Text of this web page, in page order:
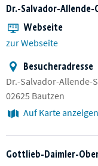
Dr.-Salvador-
Webseite
zur Webseite
Besucheradresse
Dr.-Salvador-Allende-
02625 Bautzen
Auf Karte anzeigen
Gottlieb-Daimler-